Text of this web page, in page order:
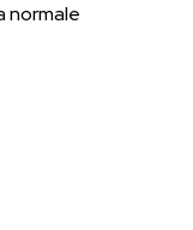
normale